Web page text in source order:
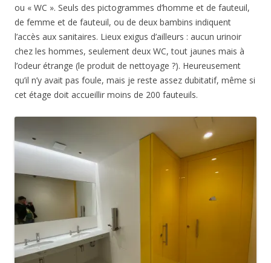
ou « WC ». Seuls des pictogrammes d’homme et de fauteuil,
de femme et de fauteuil, ou de deux bambins indiquent
l’accès aux sanitaires. Lieux exigus d’ailleurs : aucun urinoir
chez les hommes, seulement deux WC, tout jaunes mais à
l’odeur étrange (le produit de nettoyage ?). Heureusement
qu’il n’y avait pas foule, mais je reste assez dubitatif, même si
cet étage doit accueillir moins de 200 fauteuils.